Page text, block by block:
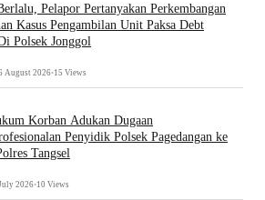
Pelapor Pertanyakan Perkembangan
Kasus Pengambilan Unit Paksa Debt
Polsek Jonggol
August 2026•15 Views
Korban Adukan Dugaan
Penyidik Polsek Pagedangan ke
Tangsel
2026•10 Views